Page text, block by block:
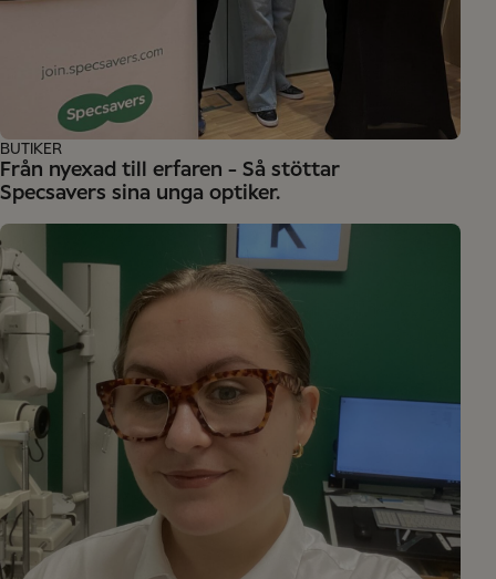
Från nyexad till erfaren - Så stöttar
Specsavers sina unga optiker.
BUTIKER